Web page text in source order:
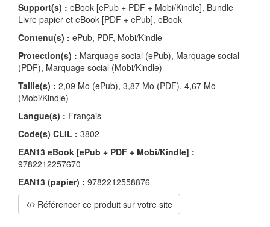
Support(s) : eBook [ePub + PDF + Mobi/Kindle], Bundle
Livre papier et eBook [PDF + ePub], eBook
Contenu(s) : ePub, PDF, Mobi/Kindle
Protection(s) : Marquage social (ePub), Marquage social
(PDF), Marquage social (Mobi/Kindle)
Taille(s) : 2,09 Mo (ePub), 3,87 Mo (PDF), 4,67 Mo
(Mobi/Kindle)
Langue(s) : Français
Code(s) CLIL : 3802
EAN13 eBook [ePub + PDF + Mobi/Kindle] :
9782212257670
EAN13 (papier) : 9782212558876
Référencer ce produit sur votre site